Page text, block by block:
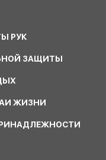
РУК
ЗАЩИТЫ
ЖИЗНИ